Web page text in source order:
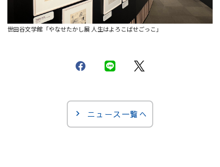
世田谷文学館「やなせたかし展 人生はよろこばせごっこ」
ニュース一覧へ